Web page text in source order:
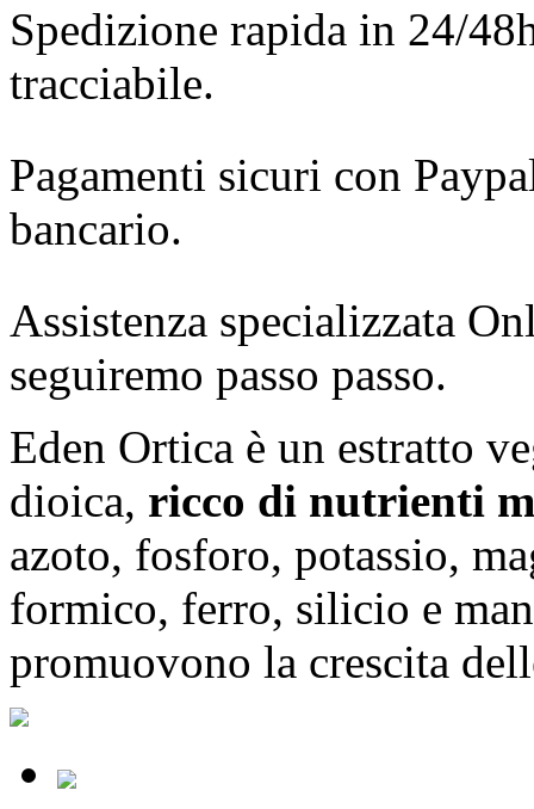
Spedizione rapida in 24/
tracciabile.
Pagamenti sicuri con
bancario.
Assistenza specializzata
seguiremo passo passo.
Eden Ortica è un estratto
dioica, ricco di nutrienti
azoto, fosforo, potassio,
formico, ferro, silicio e
promuovono la crescita